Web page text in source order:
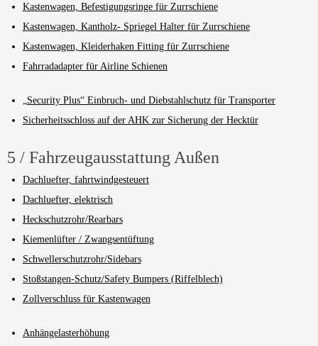
Kastenwagen, Befestigungsringe für Zurrschiene
Kastenwagen, Kantholz- Spriegel Halter für Zurrschiene
Kastenwagen, Kleiderhaken Fitting für Zurrschiene
Fahrradadapter für Airline Schienen
„Security Plus“ Einbruch- und Diebstahlschutz für Transporter
Sicherheitsschloss auf der AHK zur Sicherung der Hecktür
5 / Fahrzeugausstattung Außen
Dachluefter, fahrtwindgesteuert
Dachluefter, elektrisch
Heckschutzrohr/Rearbars
Kiemenlüfter / Zwangsentüftung
Schwellerschutzrohr/Sidebars
Stoßstangen-Schutz/Safety Bumpers (Riffelblech)
Zollverschluss für Kastenwagen
Anhängelasterhöhung